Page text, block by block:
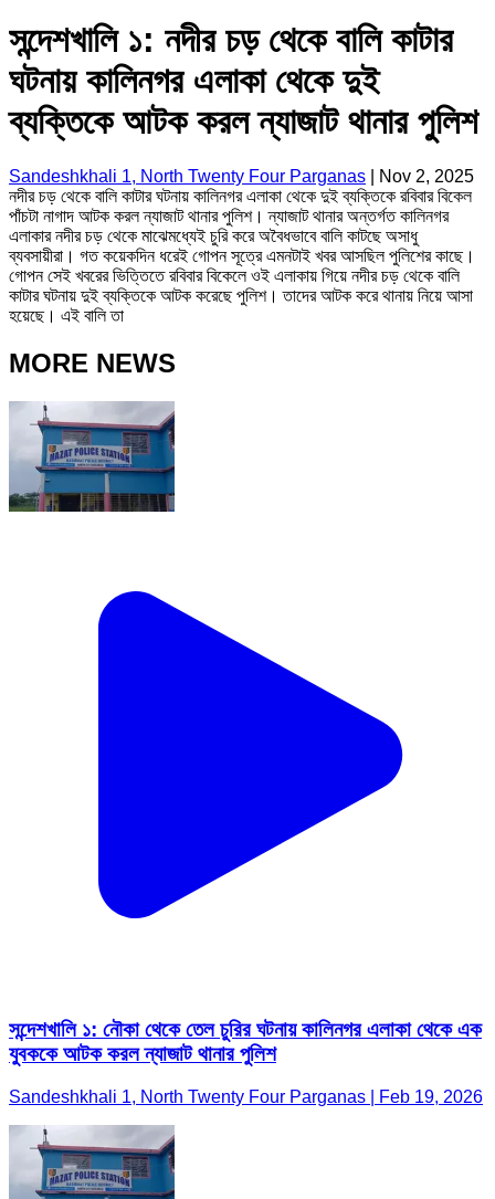
সন্দেশখালি ১: নদীর চড় থেকে বালি কাটার
ঘটনায় কালিনগর এলাকা থেকে দুই
ব্যক্তিকে আটক করল ন্যাজাট থানার পুলিশ
Sandeshkhali 1, North Twenty Four Parganas
Nov 2, 2025
নদীর চড় থেকে বালি কাটার ঘটনায় কালিনগর এলাকা থেকে দুই ব্যক্তিকে রবিবার বিকেল
পাঁচটা নাগাদ আটক করল ন্যাজাট থানার পুলিশ। ন্যাজাট থানার অন্তর্গত কালিনগর
এলাকার নদীর চড় থেকে মাঝেমধ্যেই চুরি করে অবৈধভাবে বালি কাটছে অসাধু
ব্যবসায়ীরা। গত কয়েকদিন ধরেই গোপন সূত্রে এমনটাই খবর আসছিল পুলিশের কাছে।
গোপন সেই খবরের ভিত্তিতে রবিবার বিকেলে ওই এলাকায় গিয়ে নদীর চড় থেকে বালি
কাটার ঘটনায় দুই ব্যক্তিকে আটক করেছে পুলিশ। তাদের আটক করে থানায় নিয়ে আসা
হয়েছে। এই বালি তা
MORE NEWS
সন্দেশখালি ১: নৌকা থেকে তেল চুরির ঘটনায় কালিনগর এলাকা থেকে এক
যুবককে আটক করল ন্যাজাট থানার পুলিশ
Sandeshkhali 1, North Twenty Four Parganas | Feb 19, 2026